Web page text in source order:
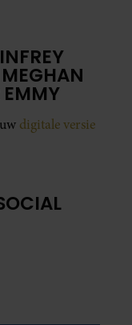
EMMY
digitale versie